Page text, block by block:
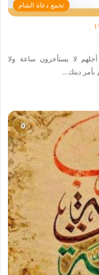
تجمع دعاة الشام
لا يستأخرون ساعة ولا